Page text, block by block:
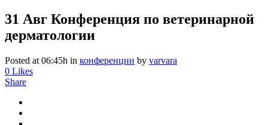
31 Авг Конференция по ветеринарной
дерматологии
Posted at 06:45h in конференции by varvara
0 Likes
Share